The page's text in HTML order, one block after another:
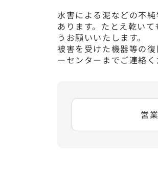
水害による泥などの不
あります。たとえ乾い
うお願いいたします。
被害を受けた機器等の
ーセンターまでご連絡く
営